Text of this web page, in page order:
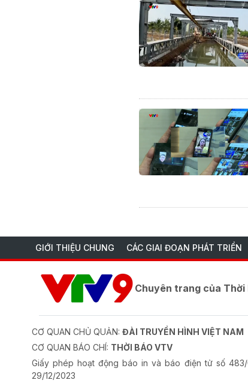
GIỚI THIỆU CHUNG CÁC GIAI ĐOẠN PHÁT TRIỂN
Chuyên trang của Thời
CƠ QUAN CHỦ QUẢN: ĐÀI TRUYỀN HÌNH VIỆT NAM
CƠ QUAN BÁO CHÍ: THỜI BÁO VTV
Giấy phép hoạt động báo in và báo điện tử số
29/12/2023